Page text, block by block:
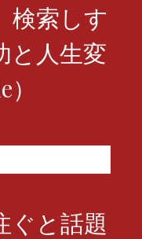
検索しす
人生変
ぐと話題